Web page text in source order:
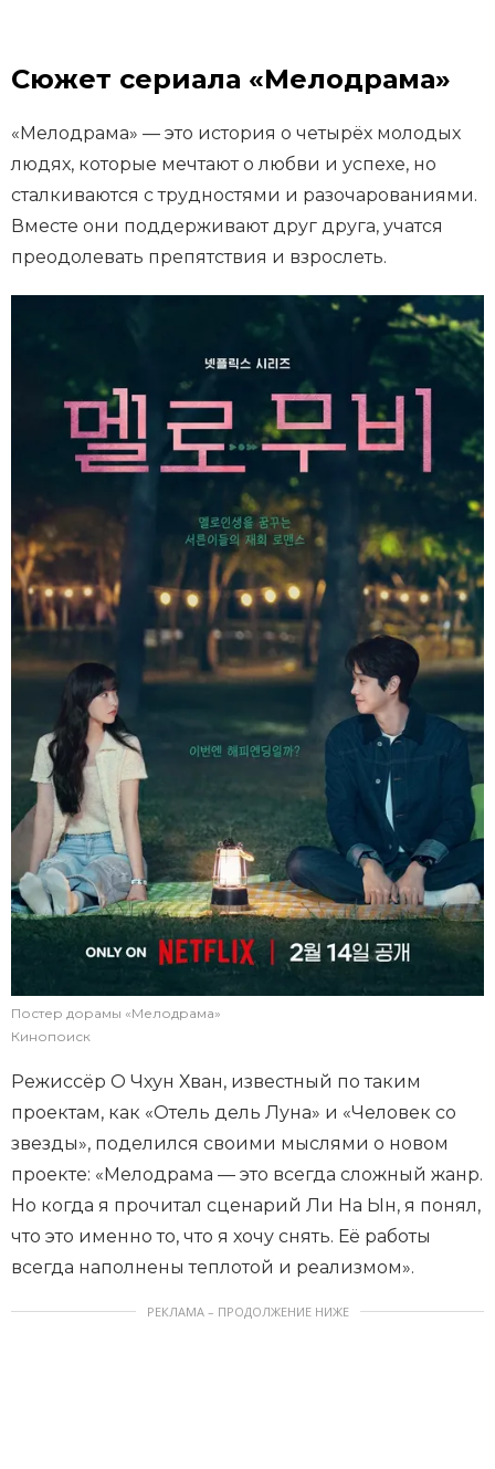
Сюжет сериала «Мелодрама»
«Мелодрама» — это история о четырёх молодых
людях, которые мечтают о любви и успехе, но
сталкиваются с трудностями и разочарованиями.
Вместе они поддерживают друг друга, учатся
преодолевать препятствия и взрослеть.
Постер дорамы «Мелодрама»
Кинопоиск
Режиссёр О Чхун Хван, известный по таким
проектам, как «Отель дель Луна» и «Человек со
звезды», поделился своими мыслями о новом
проекте: «Мелодрама — это всегда сложный жанр.
Но когда я прочитал сценарий Ли На Ын, я понял,
что это именно то, что я хочу снять. Её работы
всегда наполнены теплотой и реализмом».
РЕКЛАМА – ПРОДОЛЖЕНИЕ НИЖЕ